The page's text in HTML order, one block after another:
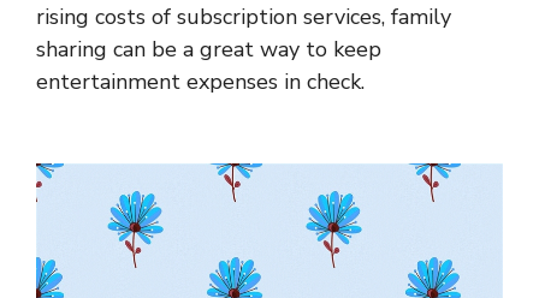
rising costs of subscription services, family
sharing can be a great way to keep
entertainment expenses in check.